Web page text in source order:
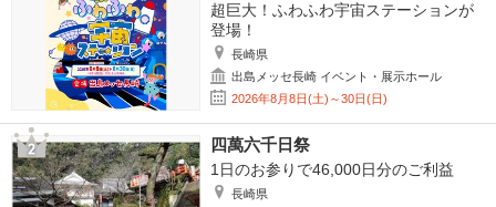
超巨大！ふわふわ宇宙ステーションが
登場！
長崎県
出島メッセ長崎 イベント・展示ホール
2026年8月8日(土)～30日(日)
四萬六千日祭
1日のお参りで46,000日分のご利益
長崎県